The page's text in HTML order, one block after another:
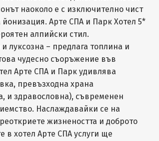
наоколо е с изключително чист
Арте СПА и Парк Хотел 5*
алпийски стил.
луксозна – предлага топлина и
чудесно съоръжение във
Арте СПА и Парк удивлява
превъзходна храна
и здравословна), съвременен
Наслаждавайки се на
жизнеността и доброто
в хотел Арте СПА услуги ще